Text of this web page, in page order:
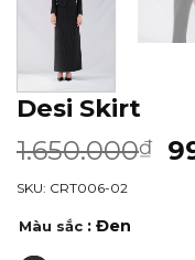
Desi Skirt
1.650.000₫
SKU: CRT006-02
Màu sắc : Đen